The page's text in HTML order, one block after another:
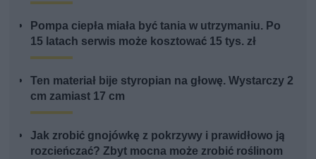
Pompa ciepła miała być tania w utrzymaniu. Po
15 latach serwis może kosztować 15 tys. zł
Ten materiał bije styropian na głowę. Wystarczy 2
cm zamiast 17 cm
Jak zrobić gnojówkę z pokrzywy i prawidłowo ją
rozcieńczać? Zbyt mocna może zrobić roślinom